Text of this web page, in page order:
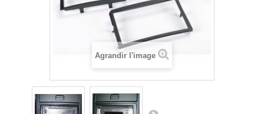
Agrandir l'image